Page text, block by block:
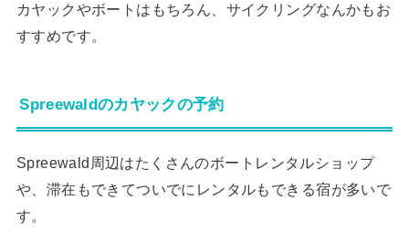
カヤックやボートはもちろん、サイクリングなんかもお
すすめです。
Spreewaldのカヤックの予約
Spreewald周辺はたくさんのボートレンタルショップ
や、滞在もできてついでにレンタルもできる宿が多いで
す。